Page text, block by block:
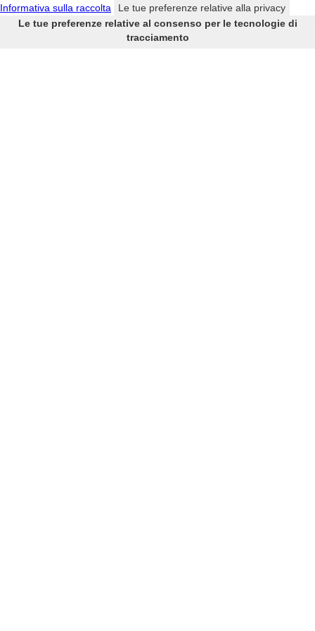
Informativa sulla raccolta
Le tue preferenze relative alla privacy
Le tue preferenze relative al consenso per le tecnologie di
tracciamento